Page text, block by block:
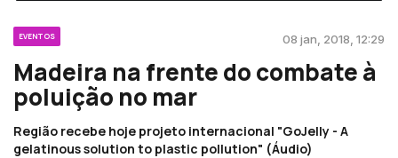
EVENTOS 08 jan, 2018, 12:29
Madeira na frente do combate à
poluição no mar
Região recebe hoje projeto internacional "GoJelly - A
gelatinous solution to plastic pollution" (Áudio)